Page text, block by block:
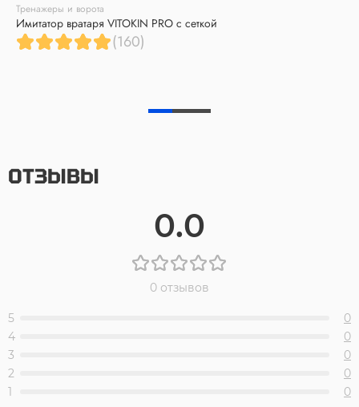
Тренажеры и ворота
Имитатор вратаря VITOKIN PRO с сеткой
(160)
ОТЗЫВЫ
0.0
0 отзывов
5
0
4
0
3
0
2
0
1
0